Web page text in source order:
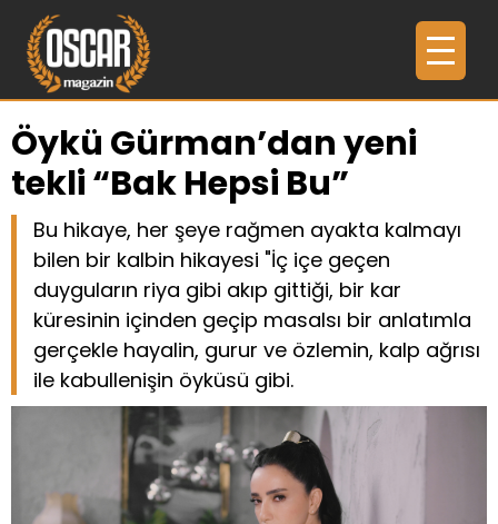
Öykü Gürman’dan yeni
tekli “Bak Hepsi Bu”
Bu hikaye, her şeye rağmen ayakta kalmayı
bilen bir kalbin hikayesi "İç içe geçen
duyguların riya gibi akıp gittiği, bir kar
küresinin içinden geçip masalsı bir anlatımla
gerçekle hayalin, gurur ve özlemin, kalp ağrısı
ile kabullenişin öyküsü gibi.